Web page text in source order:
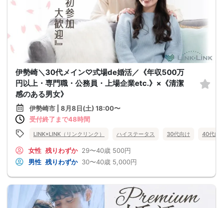
伊勢崎＼30代メイン♡式場de婚活／《年収500万
円以上・専門職・公務員・上場企業etc.》×《清潔
感のある男女》
伊勢崎市 | 8月8日(土) 18:00〜
受付終了まで48時間
LINK×LINK（リンクリンク） ハイステータス 30代向け 40代向
女性 残りわずか 29〜40歳 500円
男性 残りわずか 30〜40歳 5,000円